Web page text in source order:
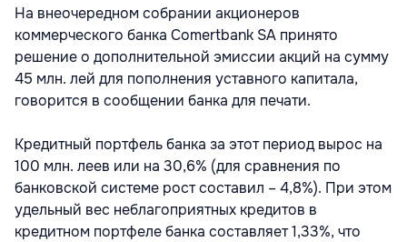
На внеочередном собрании акционеров
коммерческого банка Comertbank SA принято
решение о дополнительной эмиссии акций на сумму
45 млн. лей для пополнения уставного капитала,
говорится в сообщении банка для печати.
Кредитный портфель банка за этот период вырос на
100 млн. леев или на 30,6% (для сравнения по
банковской системе рост составил – 4,8%). При этом
удельный вес неблагоприятных кредитов в
кредитном портфеле банка составляет 1,33%, что